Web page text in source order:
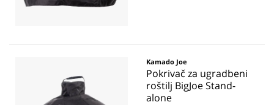
Kamado Joe
Pokrivač za ugradbeni
roštilj BigJoe Stand-
alone